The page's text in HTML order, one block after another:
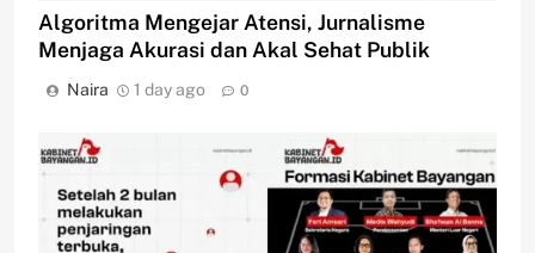
Algoritma Mengejar Atensi, Jurnalisme
Menjaga Akurasi dan Akal Sehat Publik
Naira 1 day ago 0